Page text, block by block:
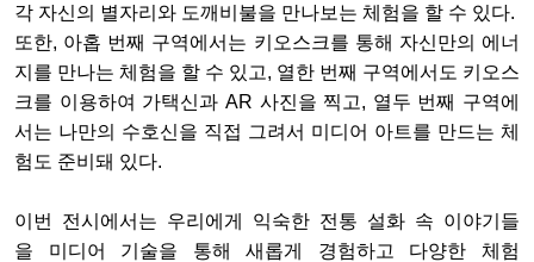
각 자신의 별자리와 도깨비불을 만나보는 체험을 할 수 있다.
또한, 아홉 번째 구역에서는 키오스크를 통해 자신만의 에너
지를 만나는 체험을 할 수 있고, 열한 번째 구역에서도 키오스
크를 이용하여 가택신과 AR 사진을 찍고, 열두 번째 구역에
서는 나만의 수호신을 직접 그려서 미디어 아트를 만드는 체
험도 준비돼 있다.
이번 전시에서는 우리에게 익숙한 전통 설화 속 이야기들
을
미디어 기술을 통해 새롭게 경험하고 다양한 체험